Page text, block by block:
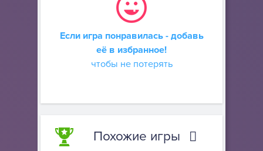
Если игра понравилась - добавь
её в избранное!
чтобы не потерять
Похожие игры